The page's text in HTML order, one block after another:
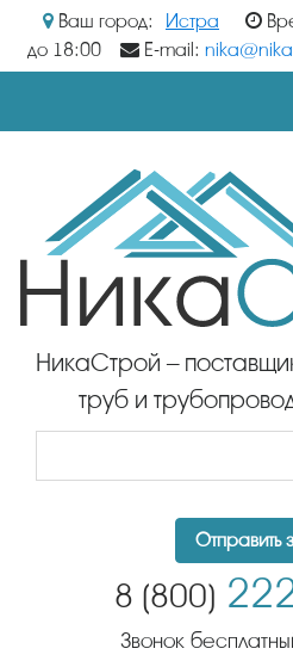
Ваш город: Истра
до 18:00
E-mail:
НикаСтрой –
труб и
Отправить
8 (800)
Звонок